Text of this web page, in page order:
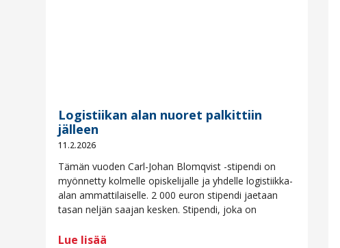
Logistiikan alan nuoret palkittiin
jälleen
11.2.2026
Tämän vuoden Carl-Johan Blomqvist -stipendi on
myönnetty kolmelle opiskelijalle ja yhdelle logistiikka-
alan ammattilaiselle. 2 000 euron stipendi jaetaan
tasan neljän saajan kesken. Stipendi, joka on
Lue lisää